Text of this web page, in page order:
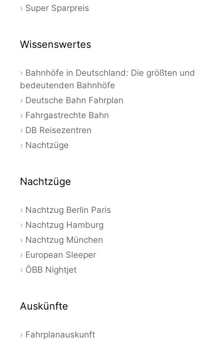
Super Sparpreis
Wissenswertes
Bahnhöfe in Deutschland: Die größten und
bedeutenden Bahnhöfe
Deutsche Bahn Fahrplan
Fahrgastrechte Bahn
DB Reisezentren
Nachtzüge
Nachtzüge
Nachtzug Berlin Paris
Nachtzug Hamburg
Nachtzug München
European Sleeper
ÖBB Nightjet
Auskünfte
Fahrplanauskunft